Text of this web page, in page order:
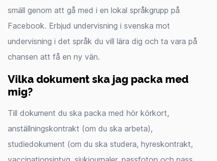
smäll genom att gå med i en lokal språkgrupp på
Facebook. Erbjud undervisning i svenska mot
undervisning i det språk du vill lära dig och ta vara på
chansen att få en ny vän.
Vilka dokument ska jag packa med
mig?
Till dokument du ska packa med hör körkort,
anställningskontrakt (om du ska arbeta),
studiedokument (om du ska studera, hyreskontrakt,